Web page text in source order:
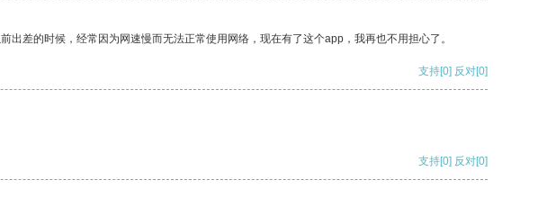
差的时候，经常因为网速慢而无法正常使用网络，现在有了这个app，我再也不用担心了。
支持[0] 反对[0]
支持[0] 反对[0]